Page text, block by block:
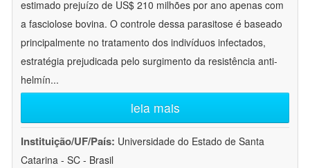
estimado prejuízo de US$ 210 milhões por ano apenas com
a fasciolose bovina. O controle dessa parasitose é baseado
principalmente no tratamento dos indivíduos infectados,
estratégia prejudicada pelo surgimento da resistência anti-
helmín...
leia mais
Instituição/UF/País: Universidade do Estado de Santa
Catarina - SC - Brasil